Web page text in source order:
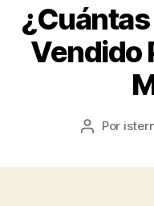
Vendido
Autor
Por